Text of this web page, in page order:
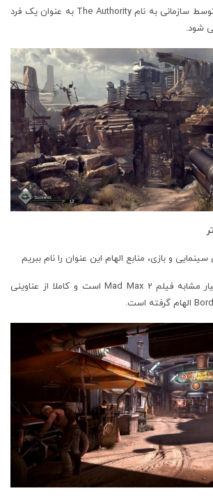
و مشاهده می کند که توسط سازمانی به نام The Authority به عنوان یک فرد
شود.
و بازی، منابع الهام این عنوان را نام ببریم
باید گفت بازی ریج بسیار مشابه فیلم Mad Max 2 است و کاملا از عناوینی